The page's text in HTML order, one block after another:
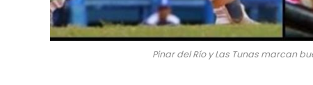
Pinar del Río y Las Tunas marcan